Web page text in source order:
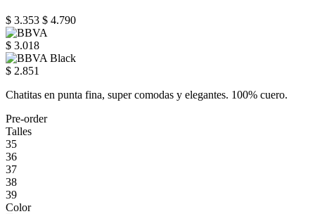
$ 3.353 $ 4.790
$ 3.018
$ 2.851
Chatitas en punta fina, super comodas y elegantes. 100% cuero.
Pre-order
Talles
35
36
37
38
39
Color